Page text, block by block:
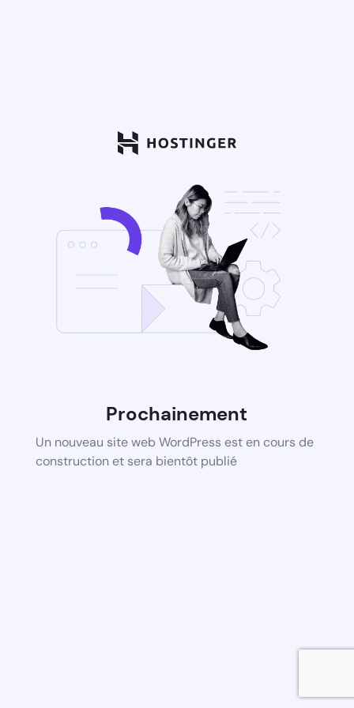
Prochainement
Un nouveau site web WordPress est en cours de
construction et sera bientôt publié